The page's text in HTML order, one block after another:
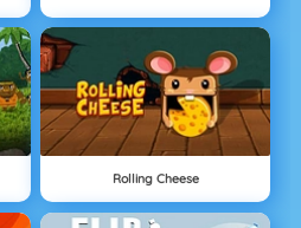
Rolling Cheese